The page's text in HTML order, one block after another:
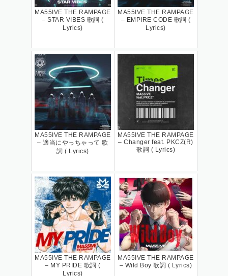
MA55IVE THE RAMPAGE
– STAR VIBES 歌詞 (
Lyrics)
MA55IVE THE RAMPAGE
– EMPIRE CODE 歌詞 (
Lyrics)
MA55IVE THE RAMPAGE
– 適当にやっちゃって 歌
詞 ( Lyrics)
MA55IVE THE RAMPAGE
– Changer feat. PKCZ(R)
歌詞 ( Lyrics)
MA55IVE THE RAMPAGE
– MY PRIDE 歌詞 (
Lyrics)
MA55IVE THE RAMPAGE
– Wild Boy 歌詞 ( Lyrics)